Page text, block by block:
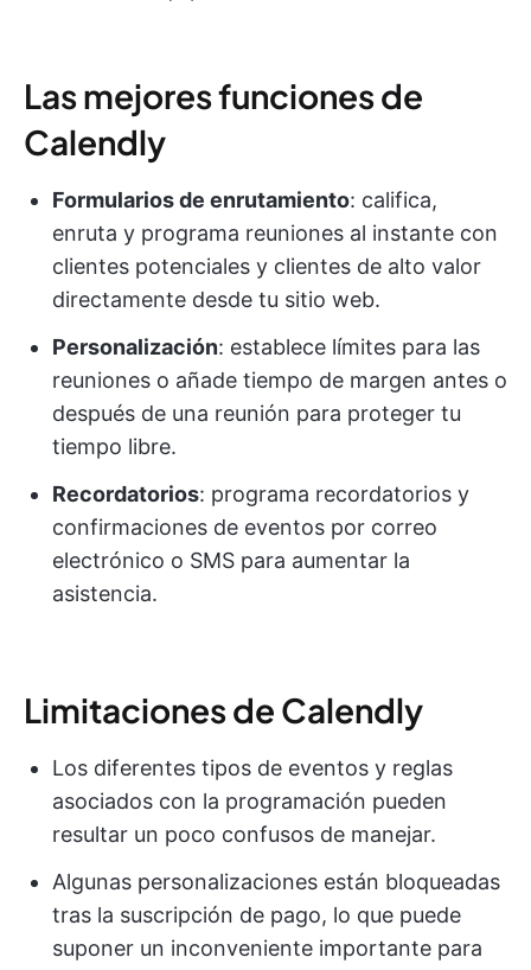
Las mejores funciones de
Calendly
Formularios de enrutamiento: califica,
enruta y programa reuniones al instante con
clientes potenciales y clientes de alto valor
directamente desde tu sitio web.
Personalización: establece límites para las
reuniones o añade tiempo de margen antes o
después de una reunión para proteger tu
tiempo libre.
Recordatorios: programa recordatorios y
confirmaciones de eventos por correo
electrónico o SMS para aumentar la
asistencia.
Limitaciones de Calendly
Los diferentes tipos de eventos y reglas
asociados con la programación pueden
resultar un poco confusos de manejar.
Algunas personalizaciones están bloqueadas
tras la suscripción de pago, lo que puede
suponer un inconveniente importante para